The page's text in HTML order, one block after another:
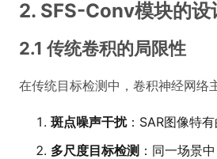
2. SFS-Conv模块的设
2.1 传统卷积的局限性
在传统目标检测中，卷积神经网络
斑点噪声干扰：SAR图像特
多尺度目标检测 ：同一场景